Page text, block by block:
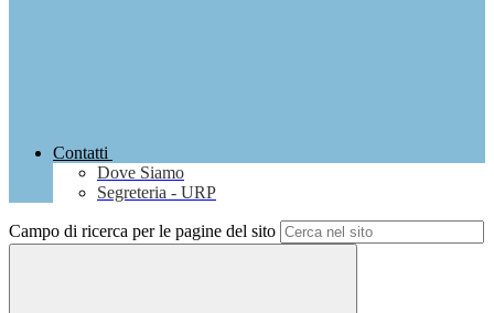
Contatti
Dove Siamo
Segreteria - URP
Campo di ricerca per le pagine del sito